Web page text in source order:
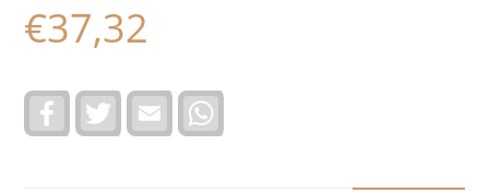
€37,32
c
T
i
E
a
a